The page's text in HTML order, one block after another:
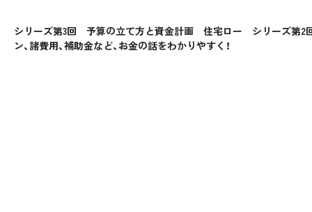
シリーズ第3回 予算の立て方と資金計画 住宅ロー
ン、諸費用、補助金など、お金の話をわかりやすく！
シリーズ第